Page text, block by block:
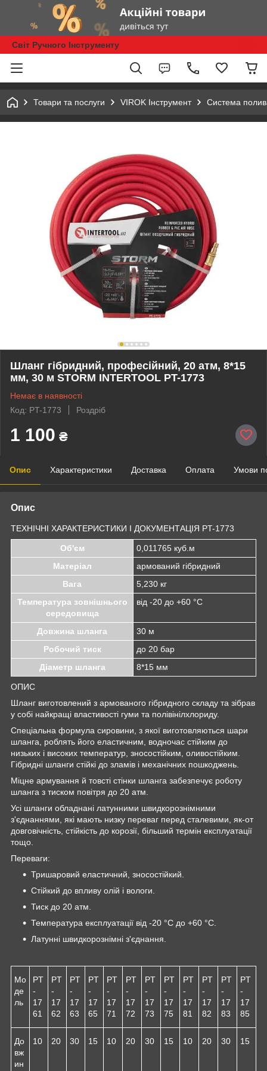
Світ Ручного Інструменту
Товари та послуги VIROK Інструмент Система
Шланг гібридний, професійний, 20 атм, 8*15
мм, 30 м STORM INTERTOOL PT-1773
Немає в наявності
Код: PT-1773
Роздріб
1 100 ₴
Опис Характеристики Доставка Оплата Умови
Опис
ТЕХНІЧНІ ХАРАКТЕРИСТИКИ І ДОКУМЕНТАЦІЯ PT-1773
Об'єм
0,011765 куб.м
Матеріал
армований гібридний
Вага
5,230 кг
Температура зовнішнього
середовища
від -20 до +60 °C
Довжина шланга
30 м
Робочий тиск
до 20 бар
Діаметр шланга
8*15 мм
ОПИС
Шланг виготовлений з армованого гібридного складу та зібрав
у собі найкращі властивості гуми та полівінілхлориду.
Спеціальна формула сировини, з якої виготовляються шари
шланга, роблять його еластичним, водночас стійким до
низьких і високих температур, зносостійким, оливостійким.
Гібридні шланги стійкі до зламів і механічних пошкоджень.
Міцне армування й товсті стінки шланга забезпечує роботу
шланга з тиском повітря до 20 атм.
Усі шланги обладнані латунними швидкорознімними
з'єднаннями, які мають низку переваг перед сталевими, як-от
довговічність, стійкість до корозії, більший термін експлуатації
тощо.
Переваги:
Тришаровий еластичний, зносостійкий.
Стійкий до впливу олій і вологи.
Тиск до 20 атм.
Температура експлуатації від -20 °C до +60 °C.
Латунні швидкорознімні з'єднання.
Мо
де
ль
PT
-
17
61
PT
-
17
62
PT
-
17
63
PT
-
17
65
PT
-
17
71
PT
-
17
72
PT
-
17
73
PT
-
17
75
PT
-
17
81
PT
-
17
82
PT
-
17
83
PT
-
17
85
До
вж
ин
10 20 30 15 10 20 30 15 10 20 30 15